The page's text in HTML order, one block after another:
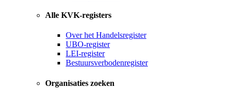
Alle KVK-registers
Over het Handelsregister
UBO-register
LEI-register
Bestuursverbodenregister
Organisaties zoeken